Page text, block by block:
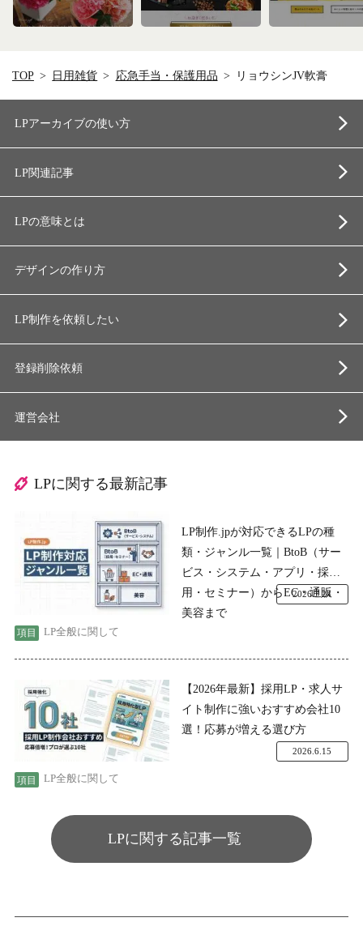
TOP 日用雑貨 応急手当・保護用品 リョウシンJV軟膏
LPアーカイブの使い方
LP関連記事
LPの意味とは
デザインの作り方
LP制作を依頼したい
登録削除依頼
運営会社
LPに関する最新記事
LP制作.jpが対応できるLPの種
類・ジャンル一覧｜BtoB（サー
ビス・システム・アプリ・採
用・セミナー）からEC・通販・
美容まで
LP全般に関して
2026.7.24
【2026年最新】採用LP・求人サ
イト制作に強いおすすめ会社10
選！応募が増える選び方
LP全般に関して
2026.6.15
LPに関する記事一覧